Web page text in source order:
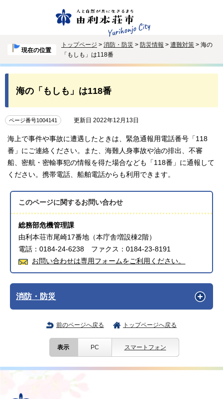
現在の位置
トップページ > 消防・防災 > 防災情報 > 遭難対策 > 海の
「もしも」は118番
海の「もしも」は118番
ページ番号1004141 更新日 2022年12月13日
海上で事件や事故に遭遇したときは、緊急通報用電話番号「118
番」にご連絡ください。また、海難人身事故や油の排出、不審
船、密航・密輸事犯の情報を得た場合なども「118番」に通報して
ください。携帯電話、船舶電話からも利用できます。
このページに関するお問い合わせ
総務部危機管理課
由利本荘市尾崎17番地（本庁舎増設棟2階）
電話：0184-24-6238 ファクス：0184-23-8191
お問い合わせは専用フォームをご利用ください。
消防・防災
前のページへ戻る トップページへ戻る
表示 PC スマートフォン